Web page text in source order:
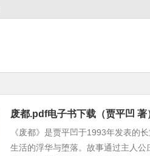
废都.pdf电子书下载（贾平凹 著
《废都》是贾平凹于1993年发表的
生活的浮华与堕落。故事通过主人